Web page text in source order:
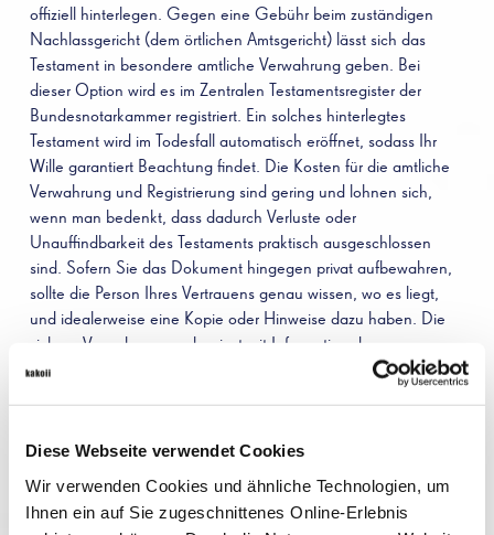
Diese Webseite verwendet Cookies
Wir verwenden Cookies und ähnliche Technologien, um
Ihnen ein auf Sie zugeschnittenes Online-Erlebnis
offiziell hinterlegen. Gegen eine Gebühr beim zuständigen
Nachlassgericht (dem örtlichen Amtsgericht) lässt sich das
Testament in besondere amtliche Verwahrung geben. Bei
dieser Option wird es im Zentralen Testamentsregister der
Bundesnotarkammer registriert. Ein solches hinterlegtes
Testament wird im Todesfall automatisch eröffnet, sodass Ihr
Wille garantiert Beachtung findet. Die Kosten für die amtliche
Verwahrung und Registrierung sind gering und lohnen sich,
wenn man bedenkt, dass dadurch Verluste oder
Unauffindbarkeit des Testaments praktisch ausgeschlossen
sind. Sofern Sie das Dokument hingegen privat aufbewahren,
sollte die Person Ihres Vertrauens genau wissen, wo es liegt,
und idealerweise eine Kopie oder Hinweise dazu haben. Die
sichere Verwahrung – ob privat mit Information der
Angehörigen oder amtlich beim Nachlassgericht – ist
TESTAMENT